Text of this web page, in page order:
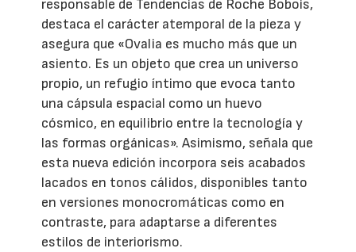
responsable de Tendencias de Roche Bobois,
destaca el carácter atemporal de la pieza y
asegura que «Ovalia es mucho más que un
asiento. Es un objeto que crea un universo
propio, un refugio íntimo que evoca tanto
una cápsula espacial como un huevo
cósmico, en equilibrio entre la tecnología y
las formas orgánicas». Asimismo, señala que
esta nueva edición incorpora seis acabados
lacados en tonos cálidos, disponibles tanto
en versiones monocromáticas como en
contraste, para adaptarse a diferentes
estilos de interiorismo.